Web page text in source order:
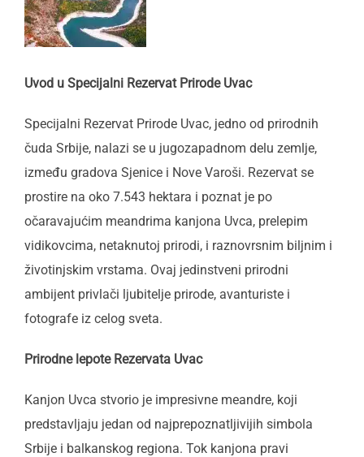
Uvod u Specijalni Rezervat Prirode Uvac
Specijalni Rezervat Prirode Uvac, jedno od prirodnih
čuda Srbije, nalazi se u jugozapadnom delu zemlje,
između gradova Sjenice i Nove Varoši. Rezervat se
prostire na oko 7.543 hektara i poznat je po
očaravajućim meandrima kanjona Uvca, prelepim
vidikovcima, netaknutoj prirodi, i raznovrsnim biljnim i
životinjskim vrstama. Ovaj jedinstveni prirodni
ambijent privlači ljubitelje prirode, avanturiste i
fotografe iz celog sveta.
Prirodne lepote Rezervata Uvac
Kanjon Uvca stvorio je impresivne meandre, koji
predstavljaju jedan od najprepoznatljivijih simbola
Srbije i balkanskog regiona. Tok kanjona pravi